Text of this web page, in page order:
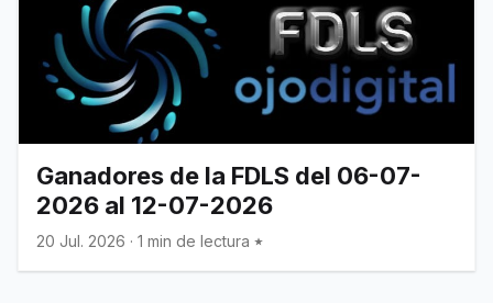
Ganadores de la FDLS del 06-07-
2026 al 12-07-2026
20 Jul. 2026 · 1 min de lectura